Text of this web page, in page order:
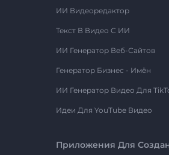
ИИ Видеоредактор
Текст В Видео С ИИ
ИИ Генератор Веб-Сайтов
Генератор Бизнес - Имён
ИИ Генератор Видео Для
Идеи Для YouTube Видео
Приложения Для